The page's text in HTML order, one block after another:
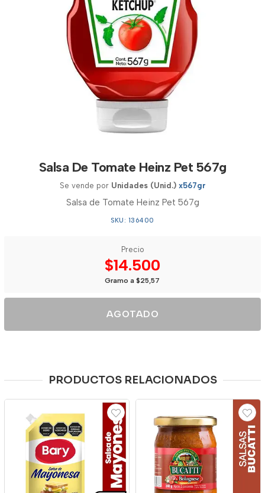
Salsa De Tomate Heinz Pet 567g
Se vende por Unidades (Unid.) x567gr
Salsa de Tomate Heinz Pet 567g
SKU: 136400
Precio
$14.500
Gramo a $25,57
AGOTADO
PRODUCTOS RELACIONADOS